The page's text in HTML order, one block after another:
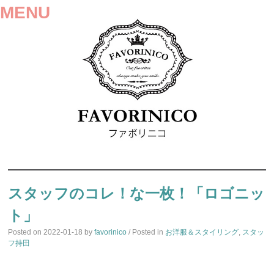
MENU
TO
スタッフのコレ！な一枚！「ロゴニッ
ト」
Posted on2022-01-18 byfavorinico / Posted in お洋服＆スタイリング, スタッ
フ持田